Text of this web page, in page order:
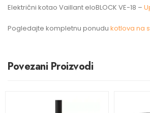
Električni kotao Vaillant eloBLOCK VE-18 –
Pogledajte kompletnu ponudu kotlova na
Povezani Proizvodi